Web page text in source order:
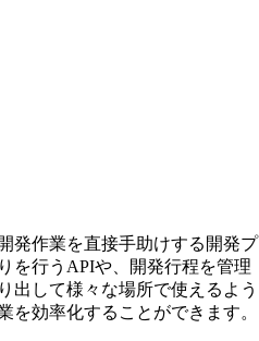
発作業を直接手助けする開発プ
を行うAPIや、開発行程を管理
出して様々な場所で使えるよう
効率化することができます。